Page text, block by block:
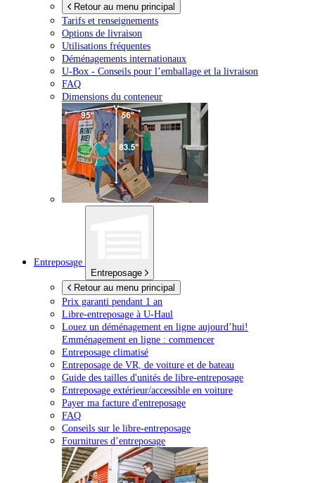
Retour au menu principal
Tarifs et renseignements
Options de livraison
Utilisations fréquentes
Déménagements internationaux
U-Box - Conseils pour l’emballage et la livraison
FAQ
Dimensions du conteneur
Entreposage
Entreposage
Retour au menu principal
Prix garanti pendant 1 an
Libre-entreposage à U-Haul
Louez un déménagement en ligne aujourd’hui!
Emménagement en ligne : commencer
Entreposage climatisé
Entreposage de VR, de voiture et de bateau
Guide des tailles d'unités de libre-entreposage
Entreposage extérieur/accessible en voiture
Payer ma facture d'entreposage
FAQ
Conseils sur le libre-entreposage
Fournitures d’entreposage